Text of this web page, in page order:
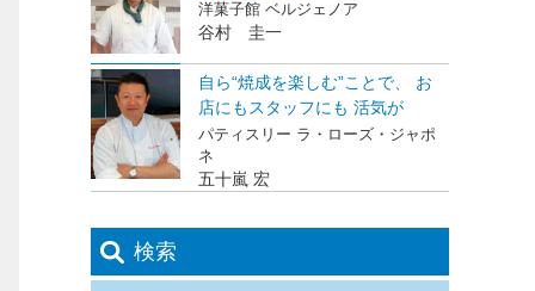
洋菓子館 ベルジェノア
谷村 圭一
自ら“焼成を楽しむ”ことで、 お
店にもスタッフにも 活気が
パティスリー ラ・ローズ・ジャポ
ネ
五十嵐 宏
検索